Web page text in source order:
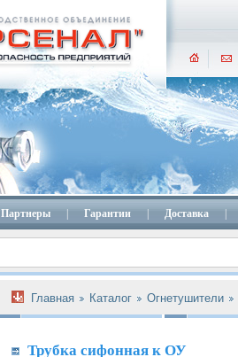
Партнеры Гарантии Доставка
Главная Каталог Огнетушители
Трубка сифонная к ОУ